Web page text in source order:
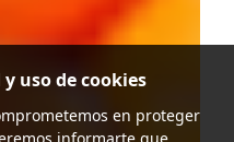
uso de cookies
en proteger